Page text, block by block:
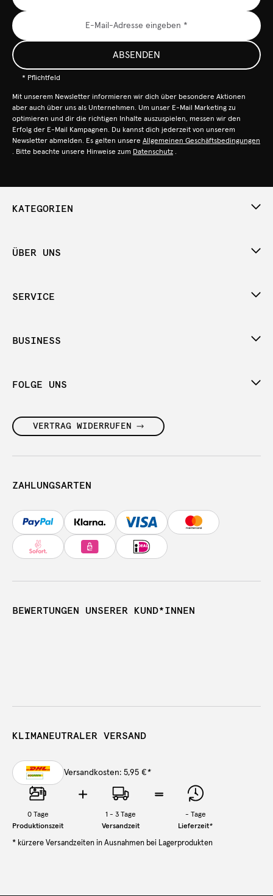
ABSENDEN
* Pflichtfeld
Mit unserem Newsletter informieren wir dich über besondere Aktionen
aber auch über uns als Unternehmen. Um unser E-Mail Marketing zu
optimieren und dir die richtigen Inhalte auszuspielen, messen wir den
Erfolg der E-Mail Kampagnen. Du kannst dich jederzeit von unserem
Newsletter abmelden. Es gelten unsere Allgemeinen Geschäftsbedingungen
. Bitte beachte unsere Hinweise zum Datenschutz .
KATEGORIEN
ÜBER UNS
SERVICE
BUSINESS
FOLGE UNS
VERTRAG WIDERRUFEN
ZAHLUNGSARTEN
BEWERTUNGEN UNSERER KUND*INNEN
KLIMANEUTRALER VERSAND
Versandkosten: 5,95 €*
0Tage
Produktionszeit
1 - 3 Tage
Versandzeit
- Tage
Lieferzeit*
* kürzere Versandzeiten in Ausnahmen bei Lagerprodukten